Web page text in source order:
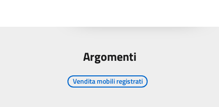
Argomenti
Vendita mobili registrati